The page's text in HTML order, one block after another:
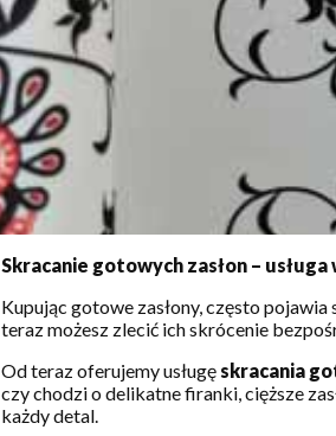
Skracanie gotowych zasłon –
Kupując gotowe zasłony, często pojawia
teraz możesz zlecić ich skrócenie
Od teraz oferujemy usługę skracania
czy chodzi o delikatne firanki, cięższe
każdy detal.